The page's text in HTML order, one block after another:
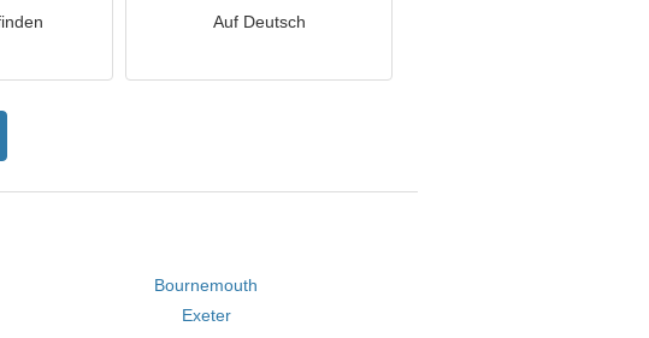
Auf Deutsch
Bournemouth
Exeter